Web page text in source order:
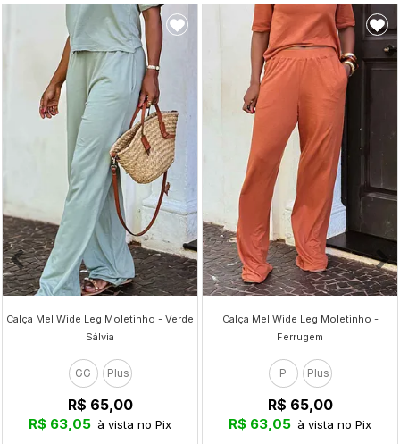
Calça Mel Wide Leg Moletinho - Verde
Sálvia
GG Plus
R$ 65,00
R$ 63,05 à vista no Pix
Calça Mel Wide Leg Moletinho -
Ferrugem
P Plus
R$ 65,00
R$ 63,05 à vista no Pix